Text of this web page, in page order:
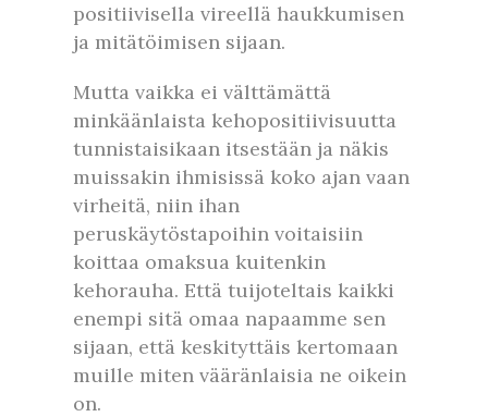
positiivisella vireellä haukkumisen
ja mitätöimisen sijaan.
Mutta vaikka ei välttämättä
minkäänlaista kehopositiivisuutta
tunnistaisikaan itsestään ja näkis
muissakin ihmisissä koko ajan vaan
virheitä, niin ihan
peruskäytöstapoihin voitaisiin
koittaa omaksua kuitenkin
kehorauha. Että tuijoteltais kaikki
enempi sitä omaa napaamme sen
sijaan, että keskityttäis kertomaan
muille miten vääränlaisia ne oikein
on.